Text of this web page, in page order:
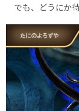
でも、どうにか